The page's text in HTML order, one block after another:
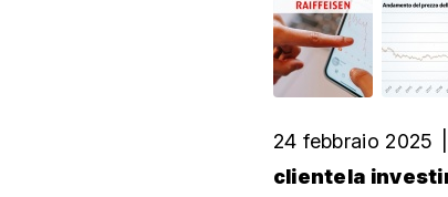
24 febbraio 2025
clientela